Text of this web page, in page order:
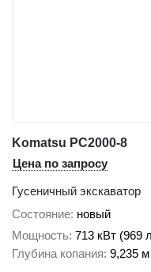
Komatsu PC2000-8
Цена по запросу
Гусеничный экскаватор
Состояние новый
Мощность 713 кВт (969
Глубина копания 9,235 м